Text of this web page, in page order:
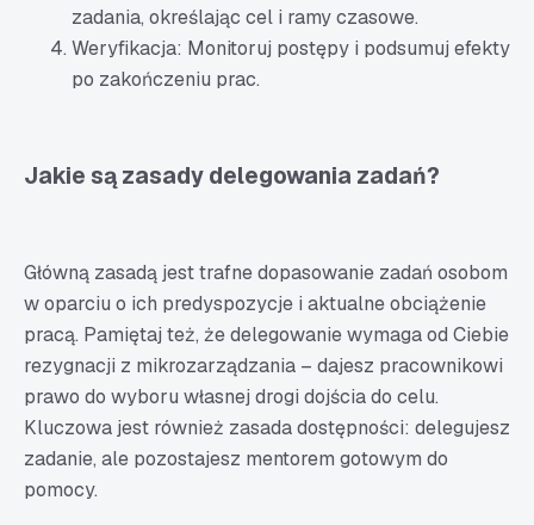
zadania, określając cel i ramy czasowe.
Weryfikacja: Monitoruj postępy i podsumuj efekty
po zakończeniu prac.
Jakie są zasady delegowania zadań?
Główną zasadą jest trafne dopasowanie zadań osobom
w oparciu o ich predyspozycje i aktualne obciążenie
pracą. Pamiętaj też, że delegowanie wymaga od Ciebie
rezygnacji z mikrozarządzania – dajesz pracownikowi
prawo do wyboru własnej drogi dojścia do celu.
Kluczowa jest również zasada dostępności: delegujesz
zadanie, ale pozostajesz mentorem gotowym do
pomocy.